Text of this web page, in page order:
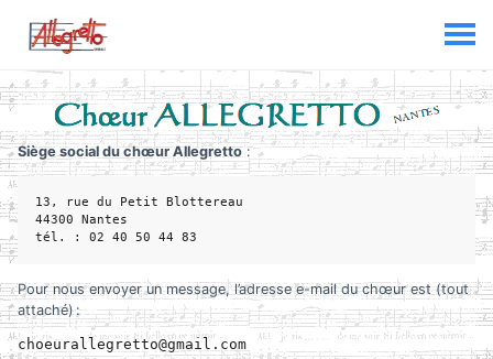
Siège social du chœur Allegretto:
13, rue du Petit Blottereau
44300 Nantes
tél. : 02 40 50 44 83
Pour nous envoyer un message, l’adresse e-mail du chœur est (tout
attaché) :
choeurallegretto@gmail . com